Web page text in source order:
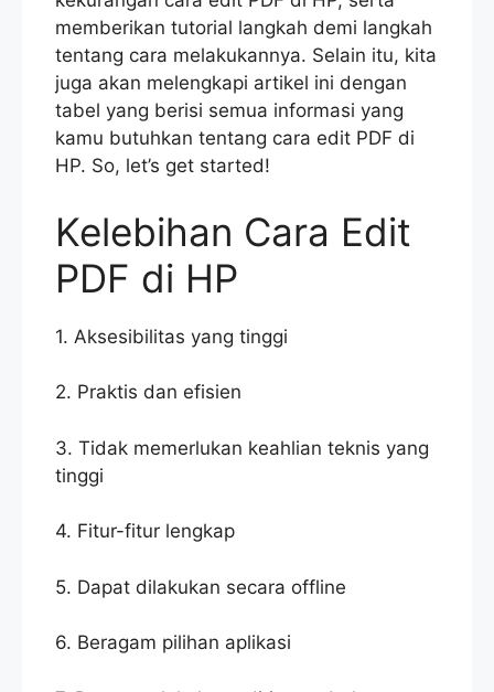
memberikan tutorial langkah demi langkah
tentang cara melakukannya. Selain itu, kita
juga akan melengkapi artikel ini dengan
tabel yang berisi semua informasi yang
kamu butuhkan tentang cara edit PDF di
HP. So, let’s get started!
Kelebihan Cara Edit
PDF di HP
1. Aksesibilitas yang tinggi
2. Praktis dan efisien
3. Tidak memerlukan keahlian teknis yang
tinggi
4. Fitur-fitur lengkap
5. Dapat dilakukan secara offline
6. Beragam pilihan aplikasi